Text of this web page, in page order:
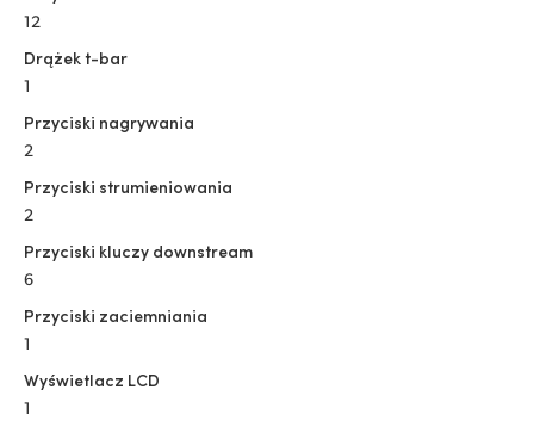
12
Drążek t-bar
1
Przyciski nagrywania
2
Przyciski strumieniowania
2
Przyciski kluczy downstream
6
Przyciski zaciemniania
1
Wyświetlacz LCD
1